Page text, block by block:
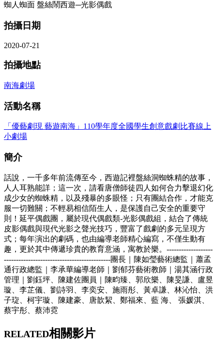
蜘人蜘面 盤絲鬧西遊─光影偶戲
拍攝日期
2020-07-21
拍攝地點
南海劇場
活動名稱
「優藝劇現 藝遊南海」110學年度全國學生創意戲劇比賽線上
小劇場
簡介
話說，一千多年前流傳至今，西遊記裡盤絲洞蜘蛛精的故事，
人人耳熟能詳；這一次，請看唐僧師徒四人如何合力擊退幻化
成少女的蜘蛛精，以及殘暴的多眼怪；只有團結合作，才能克
服一切難關；不輕易相信陌生人，是保護自己安全的重要守
則！延平偶戲團，屬於現代偶戲類-光影偶戲組，結合了傳統
皮影偶戲與現代光影之聲光技巧，豐富了戲劇的多元呈現方
式；每年演出的劇碼，也由編導老師精心編寫，不僅生動有
趣，更於其中傳遞珍貴的教育意涵，寓教於樂。-------------------
--------------------------------------------團長｜陳如瑩藝術總監｜蕭孟
通行政總監｜李承華編導老師｜劉郁芬藝術教師｜湯其涵行政
管理｜劉鈺坪、陳建佐團員｜陳畇臻、郭欣樂、陳旻謙、盧昱
璇、李芷儀、劉詩羽、李奕安、施雨彤、黃卓謙、林沁怡、洪
子琁、柯宇璇、陳建豪、唐歆絜、鄭福來、藍 海、 張媛淇、
蔡宇彤、蔡沛霓
RELATED相關影片